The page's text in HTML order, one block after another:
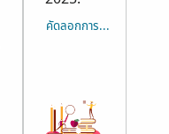
คัดลอกการอ้างอิง